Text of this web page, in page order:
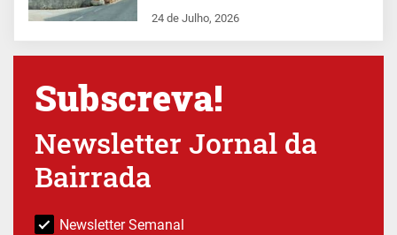
24 de Julho, 2026
Subscreva!
Newsletter Jornal da
Bairrada
Newsletter Semanal